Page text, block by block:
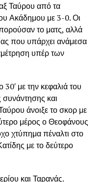
Ταύρου από τα
Ακάδημου με 3-0. Οι
το ματς, αλλά
που υπάρχει ανάμεσα
υπέρ των
30′ με την κεφαλιά του
και
άνοιξε το σκορ με
μέρος ο Θεοφάνους
χτύπημα πέναλτι στο
με το δεύτερο
και Ταρανάς.